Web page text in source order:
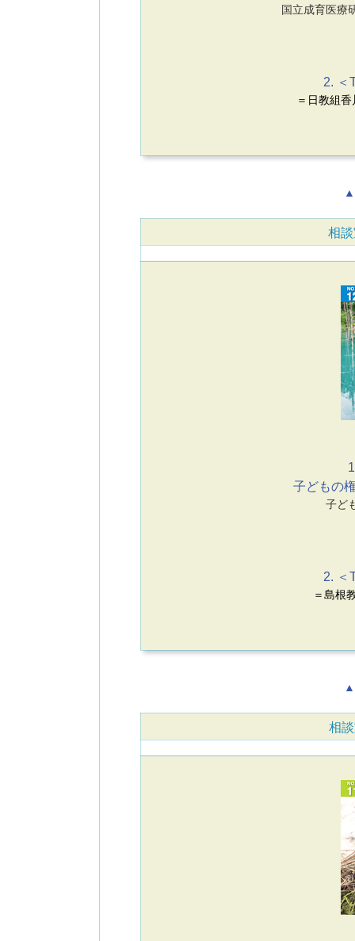
国立成育医療
2. ＜
＝日教組
▲
相
子どもの
子ど
2. ＜
＝島根
▲
相